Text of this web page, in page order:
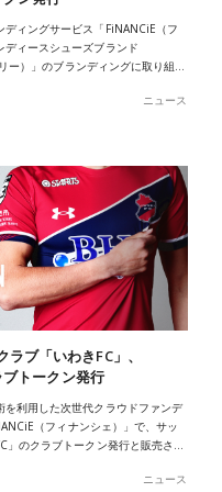
ディングサービス「FiNANCiE（フ
ディースシューズブランド
ー）」のブランディングに取り組…
ニュース
ブ「いわきFC」、
トークン発行
を利用した次世代クラウドファンデ
（フィナンシェ）」で、サッ
」のクラブトークン発行と販売さ…
ニュース